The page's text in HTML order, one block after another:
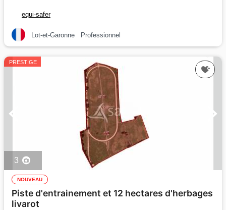
equi-safer
Lot-et-Garonne Professionnel
PRESTIGE
3
NOUVEAU
Piste d'entrainement et 12 hectares d'herbages
livarot